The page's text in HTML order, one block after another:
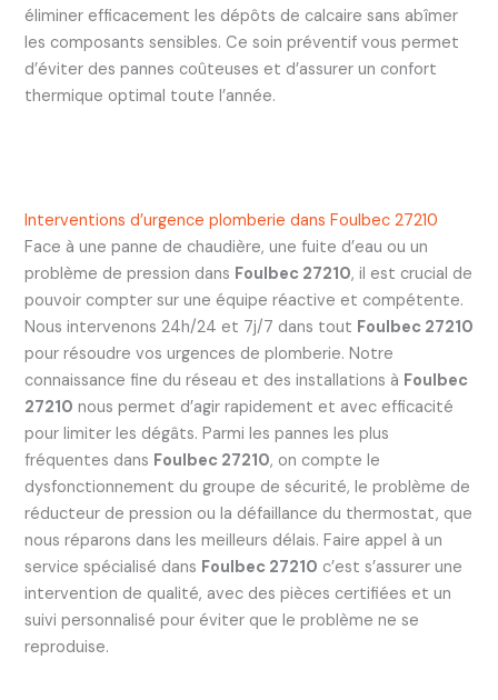
éliminer efficacement les dépôts de calcaire sans abîmer
les composants sensibles. Ce soin préventif vous permet
d’éviter des pannes coûteuses et d’assurer un confort
thermique optimal toute l’année.
Interventions d’urgence plomberie dans Foulbec 27210
Face à une panne de chaudière, une fuite d’eau ou un
problème de pression dans Foulbec 27210, il est crucial de
pouvoir compter sur une équipe réactive et compétente.
Nous intervenons 24h/24 et 7j/7 dans tout Foulbec 27210
pour résoudre vos urgences de plomberie. Notre
connaissance fine du réseau et des installations à Foulbec
27210 nous permet d’agir rapidement et avec efficacité
pour limiter les dégâts. Parmi les pannes les plus
fréquentes dans Foulbec 27210, on compte le
dysfonctionnement du groupe de sécurité, le problème de
réducteur de pression ou la défaillance du thermostat, que
nous réparons dans les meilleurs délais. Faire appel à un
service spécialisé dans Foulbec 27210 c’est s’assurer une
intervention de qualité, avec des pièces certifiées et un
suivi personnalisé pour éviter que le problème ne se
reproduise.